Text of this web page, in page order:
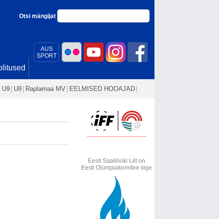
AUS
SPORT
Otsi mängijat
U9 U8 Raplamaa MV EELMISED HOOAJAD
Eesti Saalihoki Liit on
Eesti Olümpiakomitee liige